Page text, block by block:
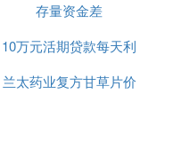
存量资金差
10万元活期贷款每天利
息多少
兰太药业复方甘草片价